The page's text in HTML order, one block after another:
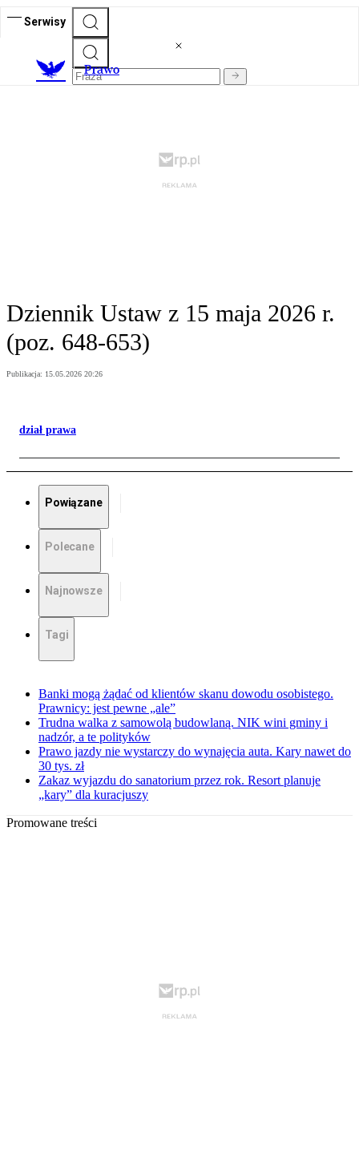
Serwisy
Prawo
Dziennik Ustaw z 15 maja 2026 r.
(poz. 648-653)
Publikacja: 15.05.2026 20:26
dział prawa
Powiązane
Polecane
Najnowsze
Tagi
Banki mogą żądać od klientów skanu dowodu osobistego.
Prawnicy: jest pewne „ale”
Trudna walka z samowolą budowlaną. NIK wini gminy i
nadzór, a te polityków
Prawo jazdy nie wystarczy do wynajęcia auta. Kary nawet do
30 tys. zł
Zakaz wyjazdu do sanatorium przez rok. Resort planuje
„kary” dla kuracjuszy
Promowane treści